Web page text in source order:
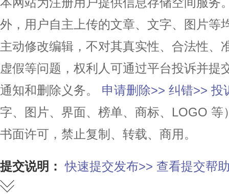
外，用户自主上传的文章、文字、图片等
主动修改编辑，不对其真实性、合法性、
虚假等问题，权利人可通过平台投诉并提
通知和删除义务。
申请删除>> 纠错>> 投
字、图片、界面、榜单、商标、LOGO
书面许可，禁止复制、转载、商用。
提交说明： 快速提交发布>> 查看提交帮